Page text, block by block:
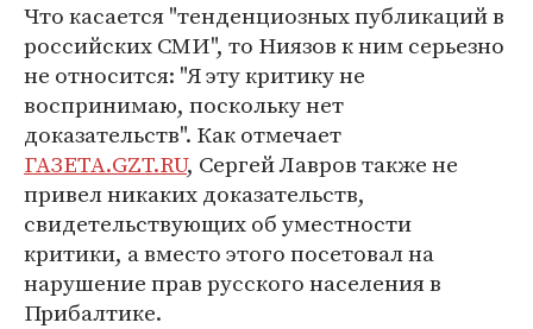
Что касается "тенденциозных публикаций в
российских СМИ", то Ниязов к ним серьезно
не относится: "Я эту критику не
воспринимаю, поскольку нет
доказательств". Как отмечает
ГАЗЕТА.GZT.RU, Сергей Лавров также не
привел никаких доказательств,
свидетельствующих об уместности
критики, а вместо этого посетовал на
нарушение прав русского населения в
Прибалтике.